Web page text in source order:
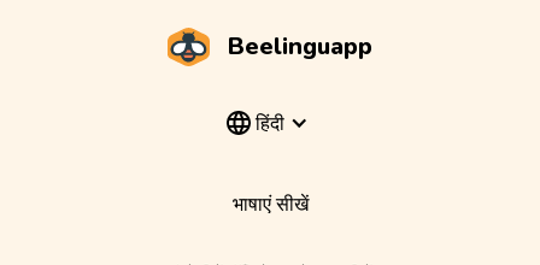
Beelinguapp
हिंदी
भाषाएं सीखें